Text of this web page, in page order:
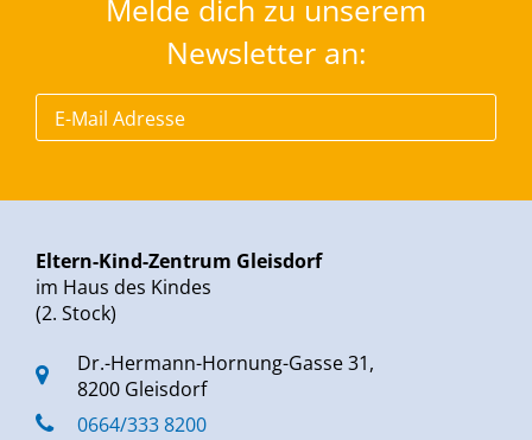
Melde dich zu unserem
Newsletter an:
Eltern-Kind-Zentrum Gleisdorf
im Haus des Kindes
(2. Stock)
Dr.-Hermann-Hornung-Gasse 31,
8200 Gleisdorf
0664/333 8200